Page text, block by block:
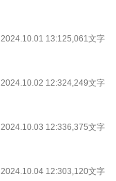
2024.10.01 13:125,061文字
2024.10.02 12:324,249文字
2024.10.03 12:336,375文字
2024.10.04 12:303,120文字